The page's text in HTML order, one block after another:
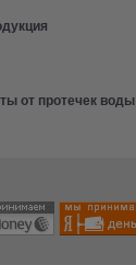
от протечек воды